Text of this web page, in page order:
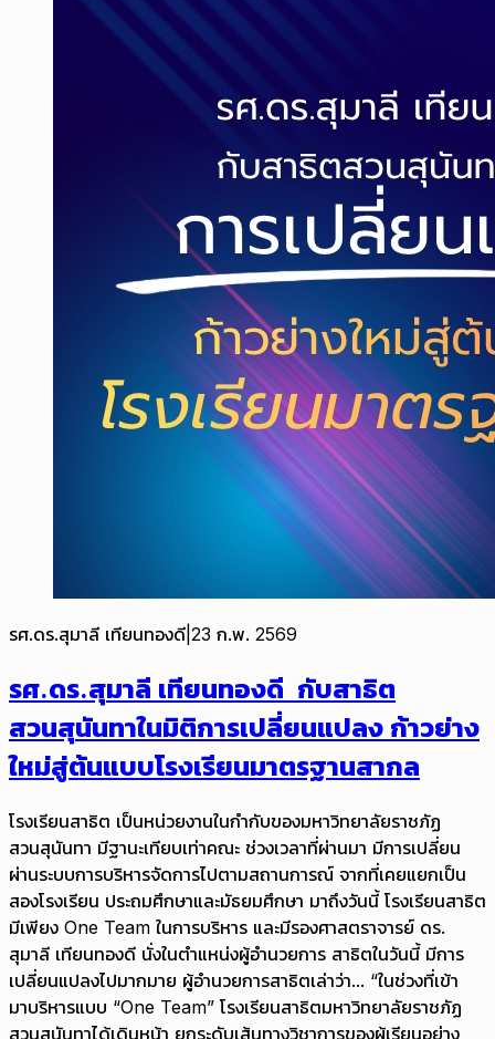
รศ.ดร.สุมาลี เทียนทองดี 23 ก.พ. 2569
รศ.ดร.สุมาลี เทียนทองดี กับสาธิต
สวนสุนันทาในมิติการเปลี่ยนแปลง ก้าวย่าง
ใหม่สู่ต้นแบบโรงเรียนมาตรฐานสากล
โรงเรียนสาธิต เป็นหน่วยงานในกำกับของมหาวิทยาลัยราชภัฏ
สวนสุนันทา มีฐานะเทียบเท่าคณะ ช่วงเวลาที่ผ่านมา มีการเปลี่ยน
ผ่านระบบการบริหารจัดการไปตามสถานการณ์ จากที่เคยแยกเป็น
สองโรงเรียน ประถมศึกษาและมัธยมศึกษา มาถึงวันนี้ โรงเรียนสาธิต
มีเพียง One Team ในการบริหาร และมีรองศาสตราจารย์ ดร.
สุมาลี เทียนทองดี นั่งในตำแหน่งผู้อำนวยการ สาธิตในวันนี้ มีการ
เปลี่ยนแปลงไปมากมาย ผู้อำนวยการสาธิตเล่าว่า... “ในช่วงที่เข้า
มาบริหารแบบ “One Team” โรงเรียนสาธิตมหาวิทยาลัยราชภัฏ
สวนสุนันทาได้เดินหน้า ยกระดับเส้นทางวิชาการของผู้เรียนอย่าง